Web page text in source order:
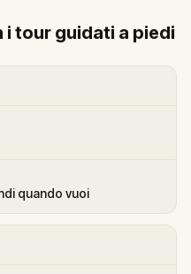
tour guidati a piedi
quando vuoi